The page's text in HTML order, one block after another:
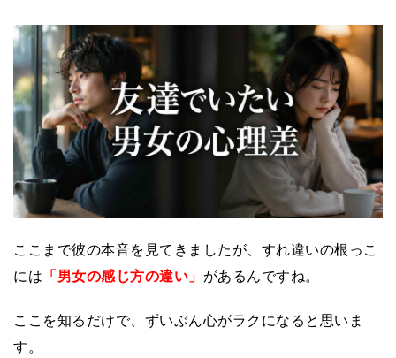
ここまで彼の本音を見てきましたが、すれ違いの根っこ
には 「男女の感じ方の違い」 があるんですね。
ここを知るだけで、ずいぶん心がラクになると思いま
す。